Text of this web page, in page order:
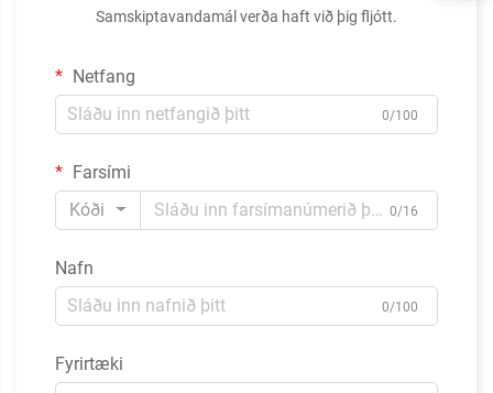
Samskiptavandamál verða haft við þig fljótt.
Netfang
0/100
Farsími
Kóði
0/16
Nafn
0/100
Fyrirtæki